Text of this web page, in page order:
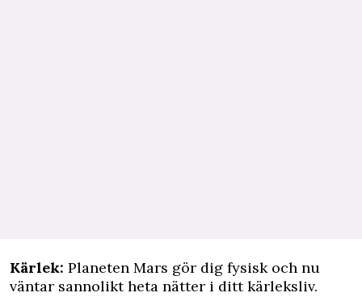
Kärlek: Planeten Mars gör dig fysisk och nu
väntar sannolikt heta nätter i ditt kärleksliv.